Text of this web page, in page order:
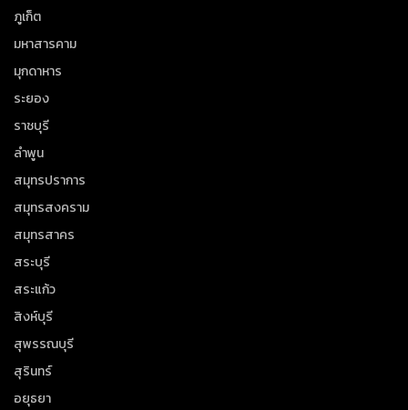
ภูเก็ต
มหาสารคาม
มุกดาหาร
ระยอง
ราชบุรี
ลำพูน
สมุทรปราการ
สมุทรสงคราม
สมุทรสาคร
สระบุรี
สระแก้ว
สิงห์บุรี
สุพรรณบุรี
สุรินทร์
อยุธยา